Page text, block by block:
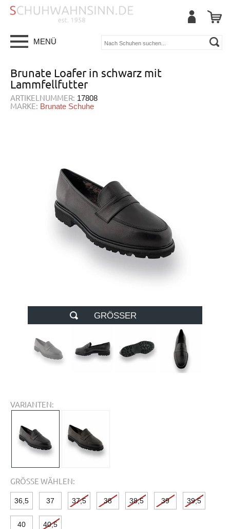
MENÜ
Brunate Loafer in schwarz mit
Lammfellfutter
ARTIKELNUMMER: 17808
MARKE: Brunate Schuhe
GRÖSSER
VARIANTEN:
GRÖSSE WÄHLEN:
36,5 37 37,5 38 38,5 39 39,5
40
40,5